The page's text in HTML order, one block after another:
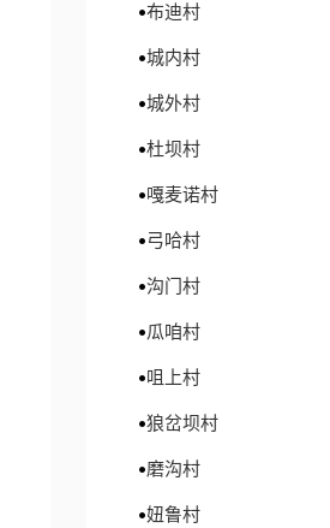
布迪村
城内村
城外村
杜坝村
嘎麦诺村
弓哈村
沟门村
瓜咱村
咀上村
狼岔坝村
磨沟村
妞鲁村